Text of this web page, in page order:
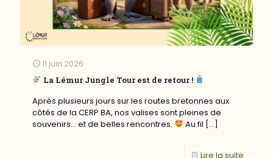
11 juin 2026
La Lémur Jungle Tour est de retour !
Après plusieurs jours sur les routes bretonnes aux
côtés de la CERP BA, nos valises sont pleines de
souvenirs… et de belles rencontres.
​ Au fil […]
Lire la suite